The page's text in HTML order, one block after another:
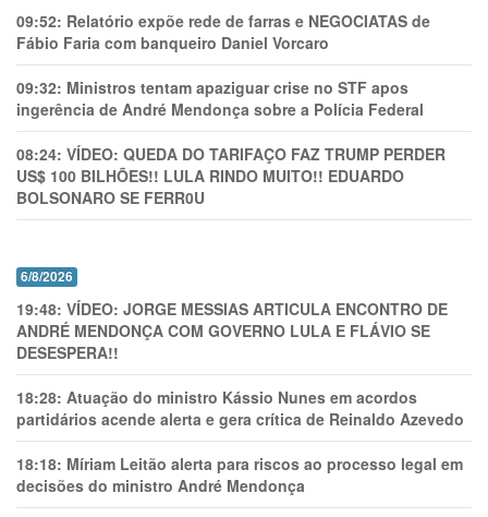
09:52: Relatório expõe rede de farras e NEGOCIATAS de
Fábio Faria com banqueiro Daniel Vorcaro
09:32: Ministros tentam apaziguar crise no STF apos
ingerência de André Mendonça sobre a Polícia Federal
08:24: VÍDEO: QUEDA DO TARIFAÇO FAZ TRUMP PERDER
US$ 100 BILHÕES!! LULA RINDO MUITO!! EDUARDO
BOLSONARO SE FERR0U
6/8/2026
19:48: VÍDEO: JORGE MESSIAS ARTICULA ENCONTRO DE
ANDRÉ MENDONÇA COM GOVERNO LULA E FLÁVIO SE
DESESPERA!!
18:28: Atuação do ministro Kássio Nunes em acordos
partidários acende alerta e gera crítica de Reinaldo Azevedo
18:18: Míriam Leitão alerta para riscos ao processo legal em
decisões do ministro André Mendonça